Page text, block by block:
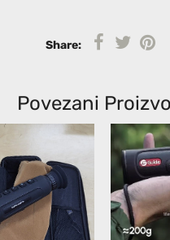
Share:
Povezani